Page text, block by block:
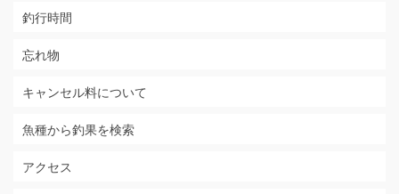
釣行時間
忘れ物
キャンセル料について
魚種から釣果を検索
アクセス